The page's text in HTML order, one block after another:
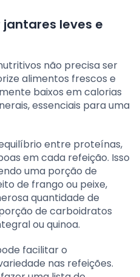
leves e
não precisa ser
alimentos frescos e
baixos em calorias
essenciais para uma
entre proteínas,
em cada refeição. Isso
uma porção de
de frango ou peixe,
quantidade de
de carboidratos
ou quinoa.
facilitar o
nas refeições.